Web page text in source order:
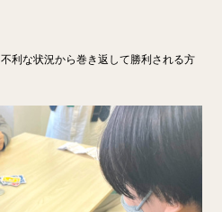
不利な状況から巻き返して勝利される方